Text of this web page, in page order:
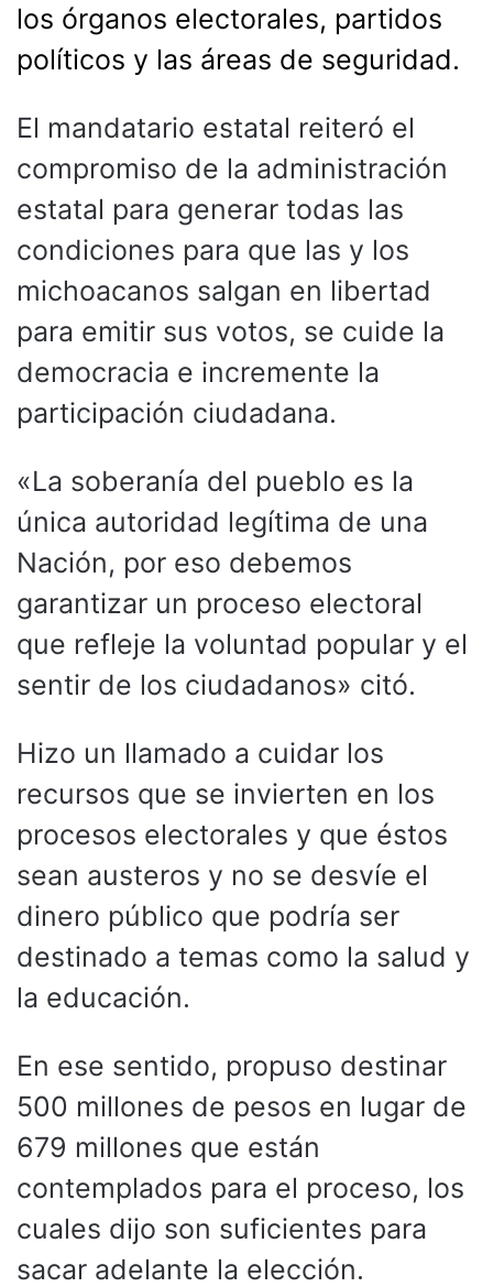
los órganos electorales, partidos
políticos y las áreas de seguridad.
El mandatario estatal reiteró el
compromiso de la administración
estatal para generar todas las
condiciones para que las y los
michoacanos salgan en libertad
para emitir sus votos, se cuide la
democracia e incremente la
participación ciudadana.
«La soberanía del pueblo es la
única autoridad legítima de una
Nación, por eso debemos
garantizar un proceso electoral
que refleje la voluntad popular y el
sentir de los ciudadanos» citó.
Hizo un llamado a cuidar los
recursos que se invierten en los
procesos electorales y que éstos
sean austeros y no se desvíe el
dinero público que podría ser
destinado a temas como la salud y
la educación.
En ese sentido, propuso destinar
500 millones de pesos en lugar de
679 millones que están
contemplados para el proceso, los
cuales dijo son suficientes para
sacar adelante la elección.